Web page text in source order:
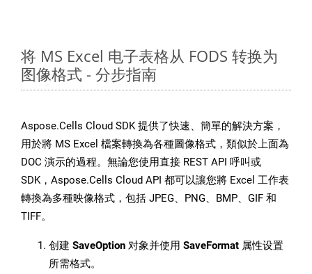
将 MS Excel 电子表格从 FODS 转换为
图像格式 - 分步指南
Aspose.Cells Cloud SDK 提供了快速、簡單的解決方案，
用於將 MS Excel 檔案轉換為各種圖像格式，類似於上面為
DOC 演示的過程。無論您使用直接 REST API 呼叫或
SDK，Aspose.Cells Cloud API 都可以讓您將 Excel 工作表
轉換為多種映像格式，包括 JPEG、PNG、BMP、GIF 和
TIFF。
创建 SaveOption 对象并使用 SaveFormat 属性设置
所需格式。